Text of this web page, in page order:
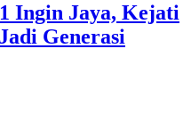
Ingin Jaya, Kejati
Generasi